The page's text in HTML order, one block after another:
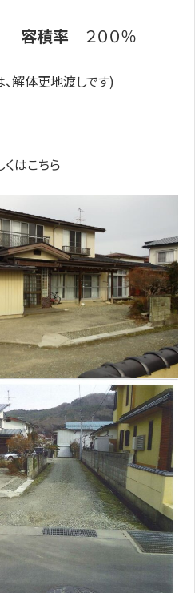
容積率 ２００％
解体更地渡しです)
はこちら